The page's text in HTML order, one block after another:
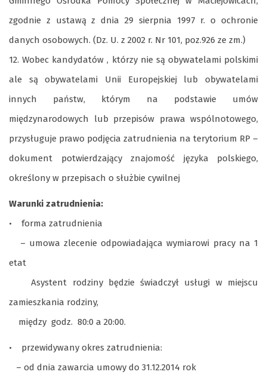
zgodnie z ustawą z dnia 29 sierpnia 1997 r. o ochronie
danych osobowych. (Dz. U. z 2002 r. Nr 101, poz.926 ze zm.)
12. Wobec kandydatów , którzy nie są obywatelami polskimi
ale są obywatelami Unii Europejskiej lub obywatelami
innych państw, którym na podstawie umów
międzynarodowych lub przepisów prawa wspólnotowego,
przysługuje prawo podjęcia zatrudnienia na terytorium RP –
dokument potwierdzający znajomość języka polskiego,
określony w przepisach o służbie cywilnej
Warunki zatrudnienia:
• forma zatrudnienia
– umowa zlecenie odpowiadająca wymiarowi pracy na 1
etat
Asystent rodziny będzie świadczył usługi w miejscu
zamieszkania rodziny,
między godz. 80:0 a 20:00.
• przewidywany okres zatrudnienia:
– od dnia zawarcia umowy do 31.12.2014 rok